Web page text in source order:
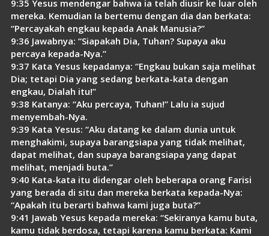
9:35 Yesus mendengar bahwa ia telah diusir ke luar oleh
mereka. Kemudian Ia bertemu dengan dia dan berkata:
“Percayakah engkau kepada Anak Manusia?”
9:36 Jawabnya: “Siapakah Dia, Tuhan? Supaya aku
percaya kepada-Nya.”
9:37 Kata Yesus kepadanya: “Engkau bukan saja melihat
Dia; tetapi Dia yang sedang berkata-kata dengan
engkau, Dialah itu!”
9:38 Katanya: “Aku percaya, Tuhan!” Lalu ia sujud
menyembah-Nya.
9:39 Kata Yesus: “Aku datang ke dalam dunia untuk
menghakimi, supaya barangsiapa yang tidak melihat,
dapat melihat, dan supaya barangsiapa yang dapat
melihat, menjadi buta.”
9:40 Kata-kata itu didengar oleh beberapa orang Farisi
yang berada di situ dan mereka berkata kepada-Nya:
“Apakah itu berarti bahwa kami juga buta?”
9:41 Jawab Yesus kepada mereka: “Sekiranya kamu buta,
kamu tidak berdosa, tetapi karena kamu berkata: Kami